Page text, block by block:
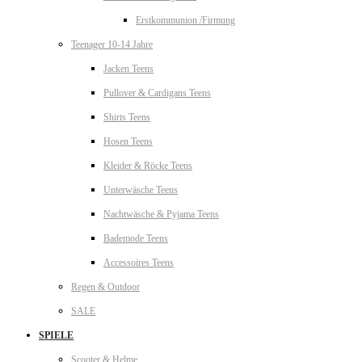
Erstkommunion /Firmung
Teenager 10-14 Jahre
Jacken Teens
Pullover & Cardigans Teens
Shirts Teens
Hosen Teens
Kleider & Röcke Teens
Unterwäsche Teens
Nachtwäsche & Pyjama Teens
Bademode Teens
Accessoires Teens
Regen & Outdoor
SALE
SPIELE
Scooter & Helme